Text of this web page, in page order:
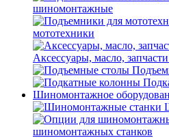
шиномонтажные
мототехники
Аксессуары, масло,
Шиномонтажное
шиномонтажных станков